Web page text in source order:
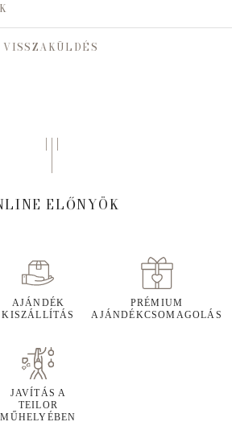
ELŐNYÖK
AJÁNDÉK
KISZÁLLÍTÁS
PRÉMIUM
AJÁNDÉKCSOMAGOLÁS
JAVÍTÁS A
TEILOR
MŰHELYÉBEN